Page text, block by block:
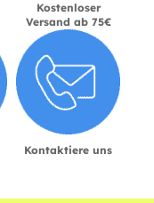
Kostenloser
Versand ab 75€
Kontaktiere uns